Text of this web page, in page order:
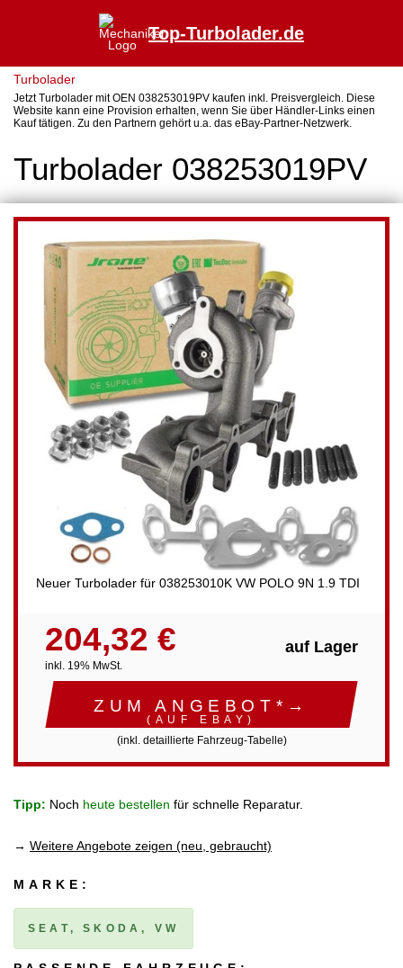
Top-Turbolader.de
Turbolader
Jetzt Turbolader mit OEN 038253019PV kaufen inkl. Preisvergleich. Diese
Website kann eine Provision erhalten, wenn Sie über Händler-Links einen
Kauf tätigen. Zu den Partnern gehört u.a. das eBay-Partner-Netzwerk.
Turbolader 038253019PV
Neuer Turbolader für 038253010K VW POLO 9N 1.9 TDI
204,32 €
inkl. 19% MwSt.
auf Lager
ZUM ANGEBOT*→
(AUF EBAY)
(inkl. detaillierte Fahrzeug-Tabelle)
Tipp: Noch heute bestellen für schnelle Reparatur.
→ Weitere Angebote zeigen (neu, gebraucht)
MARKE:
SEAT, SKODA, VW